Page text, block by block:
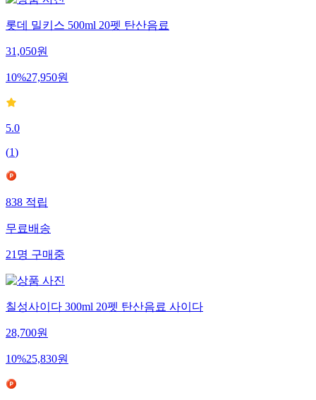
롯데 밀키스 500ml 20펫 탄산음료
31,050원
10%27,950원
5.0
(1)
838적립
무료배송
21명구매중
칠성사이다 300ml 20펫 탄산음료 사이다
28,700원
10%25,830원